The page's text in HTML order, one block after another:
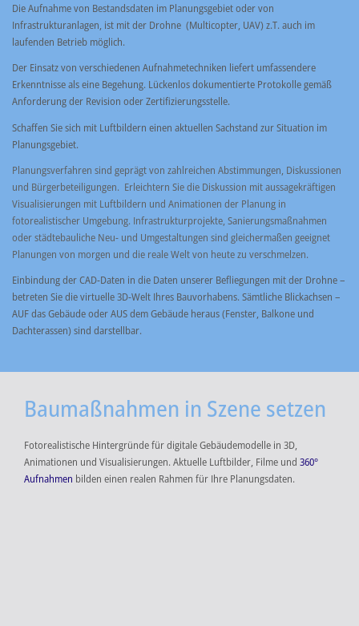
Die Aufnahme von Bestandsdaten im Planungsgebiet oder von
Infrastrukturanlagen, ist mit der Drohne (Multicopter, UAV) z.T. auch im
laufenden Betrieb möglich.
Der Einsatz von verschiedenen Aufnahmetechniken liefert umfassendere
Erkenntnisse als eine Begehung. Lückenlos dokumentierte Protokolle gemäß
Anforderung der Revision oder Zertifizierungsstelle.
Schaffen Sie sich mit Luftbildern einen aktuellen Sachstand zur Situation im
Planungsgebiet.
Planungsverfahren sind geprägt von zahlreichen Abstimmungen, Diskussionen
und Bürgerbeteiligungen. Erleichtern Sie die Diskussion mit aussagekräftigen
Visualisierungen mit Luftbildern und Animationen der Planung in
fotorealistischer Umgebung. Infrastrukturprojekte, Sanierungsmaßnahmen
oder städtebauliche Neu- und Umgestaltungen sind gleichermaßen geeignet
Planungen von morgen und die reale Welt von heute zu verschmelzen.
Einbindung der CAD-Daten in die Daten unserer Befliegungen mit der Drohne –
betreten Sie die virtuelle 3D-Welt Ihres Bauvorhabens. Sämtliche Blickachsen –
AUF das Gebäude oder AUS dem Gebäude heraus (Fenster, Balkone und
Dachterassen) sind darstellbar.
Baumaßnahmen in Szene setzen
Fotorealistische Hintergründe für digitale Gebäudemodelle in 3D,
Animationen und Visualisierungen. Aktuelle Luftbilder, Filme und 360°
Aufnahmen bilden einen realen Rahmen für Ihre Planungsdaten.